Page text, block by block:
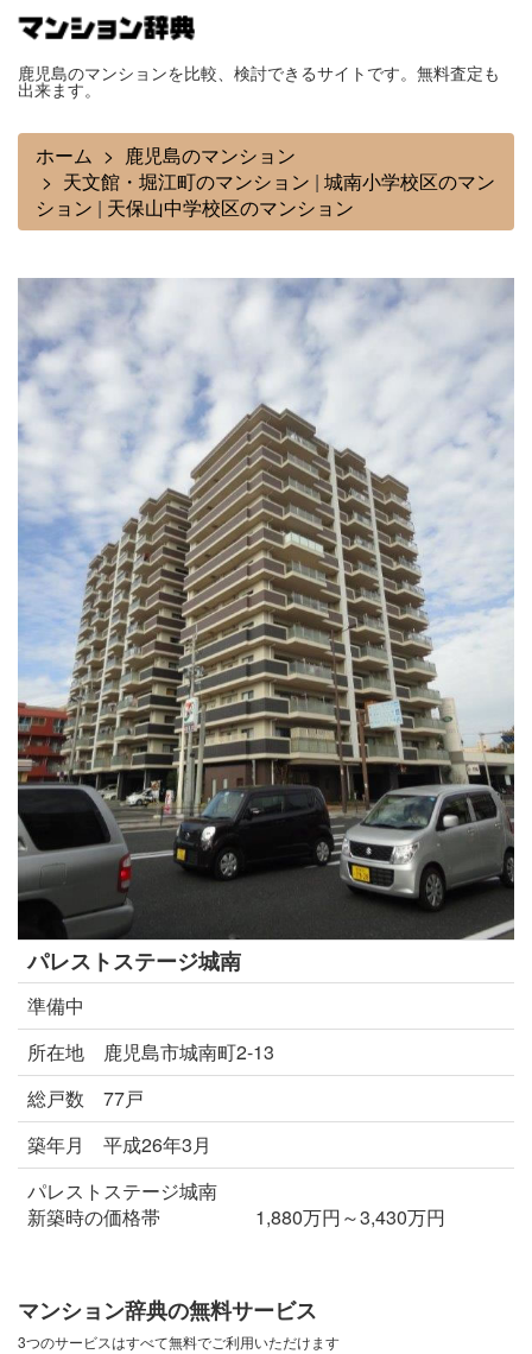
鹿児島のマンションを比較、検討できるサイトです。無料査定も
出来ます。
ホーム
鹿児島のマンション
天文館・堀江町のマンション | 城南小学校区のマン
ション | 天保山中学校区のマンション
パレストステージ城南
準備中
所在地 鹿児島市城南町2-13
総戸数 77戸
築年月 平成26年3月
パレストステージ城南
新築時の価格帯 1,880万円～3,430万円
マンション辞典の無料サービス
3つのサービスはすべて無料でご利用いただけます